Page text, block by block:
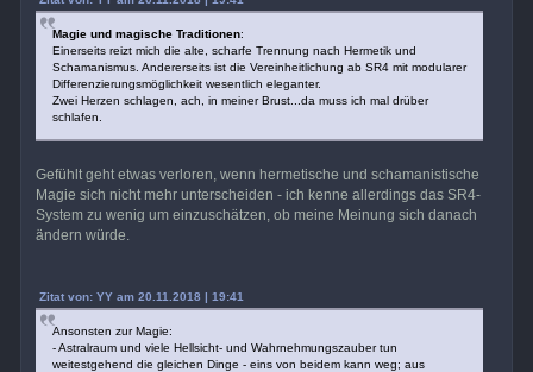
Magie und magische Traditionen:
Einerseits reizt mich die alte, scharfe Trennung nach Hermetik und
Schamanismus. Andererseits ist die Vereinheitlichung ab SR4 mit modularer
Differenzierungsmöglichkeit wesentlich eleganter.
Zwei Herzen schlagen, ach, in meiner Brust...da muss ich mal drüber
schlafen.
Gefühlt geht etwas verloren, wenn hermetische und schamanistische
Magie sich nicht mehr unterscheiden - ich kenne allerdings das SR4-
System zu wenig um einzuschätzen, ob meine Meinung sich danach
ändern würde.
Zitat von: YY am 20.11.2018 | 19:41
Ansonsten zur Magie:
- Astralraum und viele Hellsicht- und Wahrnehmungszauber tun
weitestgehend die gleichen Dinge - eins von beidem kann weg; aus